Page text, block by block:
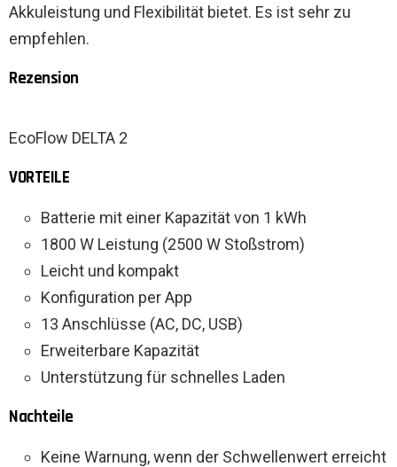
Akkuleistung und Flexibilität bietet. Es ist sehr zu
empfehlen.
Rezension
EcoFlow DELTA 2
VORTEILE
Batterie mit einer Kapazität von 1 kWh
1800 W Leistung (2500 W Stoßstrom)
Leicht und kompakt
Konfiguration per App
13 Anschlüsse (AC, DC, USB)
Erweiterbare Kapazität
Unterstützung für schnelles Laden
Nachteile
Keine Warnung, wenn der Schwellenwert erreicht